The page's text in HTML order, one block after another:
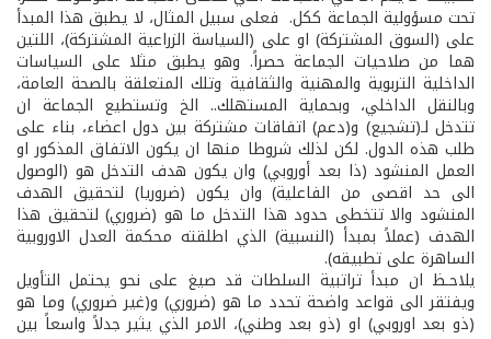
تحت مسؤولية الجماعة ككل. فعلى سبيل المثال، لا يطبق هذا المبدأ
على (السوق المشتركة) او على (السياسة الزراعية المشتركة)، اللتين
هما من صلاحيات الجماعة حصراً. وهو يطبق مثلا على السياسات
الداخلية التربوية والمهنية والثقافية وتلك المتعلقة بالصحة العامة،
وبالنقل الداخلي، وبحماية المستهلك.. الخ وتستطيع الجماعة ان
تتدخل لـ(تشجيع) و(دعم) اتفاقات مشتركة بين دول اعضاء، بناء على
طلب هذه الدول. لكن لذلك شروطا منها ان يكون الاتفاق المذكور او
العمل المنشود (ذا بعد أوروبي) وان يكون هدف التدخل هو (الوصول
الى حد اقصى من الفاعلية) وان يكون (ضروريا) لتحقيق الهدف
المنشود والا تتخطى حدود هذا التدخل ما هو (ضروري) لتحقيق هذا
الهدف (عملاً بمبدأ (النسبية) الذي اطلقته محكمة العدل الاوروبية
الساهرة على تطبيقه).
يلاحـظ ان مبدأ تراتبية السلطات قد صيغ على نحو يحتمل التأويل
ويفتقر الى قواعد واضحة تحدد ما هو (ضروري) و(غير ضروري) وما هو
(ذو بعد اوروبي) او (ذو بعد وطني)، الامر الذي يثير جدلاً واسعاً بين